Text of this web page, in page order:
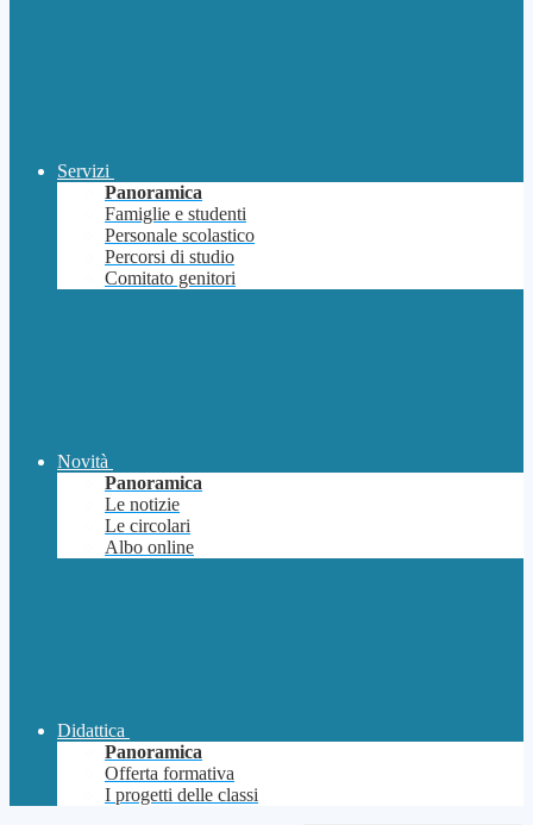
Servizi
Panoramica
Famiglie e studenti
Personale scolastico
Percorsi di studio
Comitato genitori
Novità
Panoramica
Le notizie
Le circolari
Albo online
Didattica
Panoramica
Offerta formativa
I progetti delle classi